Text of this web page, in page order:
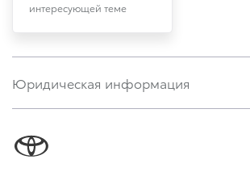
интересующей теме
Юридическая информация